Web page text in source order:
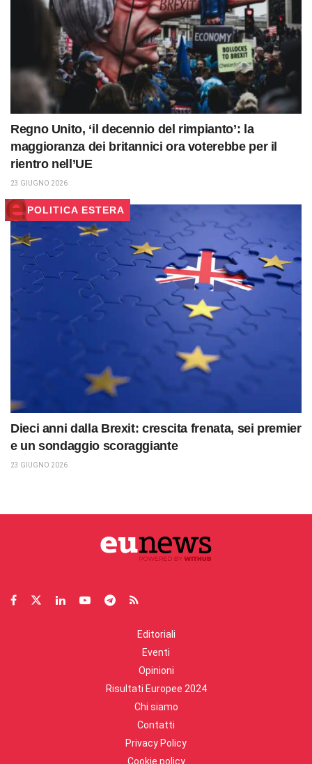
Regno Unito, ‘il decennio del rimpianto’: la
maggioranza dei britannici ora voterebbe per il
rientro nell’UE
23 GIUGNO 2026
POLITICA ESTERA
Dieci anni dalla Brexit: crescita frenata, sei premier
e un sondaggio scoraggiante
23 GIUGNO 2026
Editoriali
Eventi
Opinioni
Risultati Europee 2024
Chi siamo
Contatti
Privacy Policy
Cookie policy